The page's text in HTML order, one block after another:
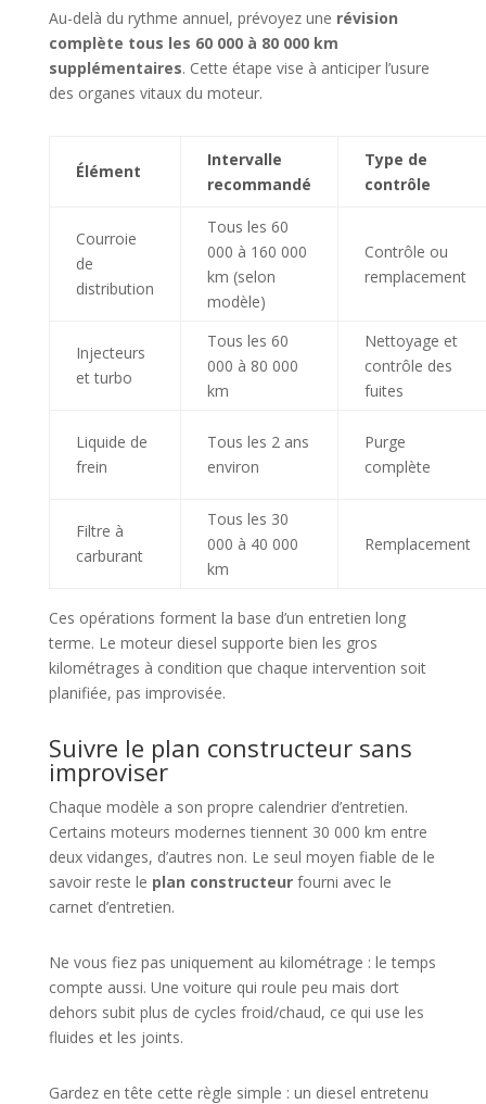
Au-delà du rythme annuel, prévoyez une révision
complète tous les 60 000 à 80 000 km
supplémentaires. Cette étape vise à anticiper l’usure
des organes vitaux du moteur.
Élément
Intervalle
recommandé
Type de
contrôle
Courroie
de
distribution
Tous les 60
000 à 160 000
km (selon
modèle)
Contrôle ou
remplacement
Injecteurs
et turbo
Tous les 60
000 à 80 000
km
Nettoyage et
contrôle des
fuites
Liquide de
frein
Tous les 2 ans
environ
Purge
complète
Filtre à
carburant
Tous les 30
000 à 40 000
km
Remplacement
Ces opérations forment la base d’un entretien long
terme. Le moteur diesel supporte bien les gros
kilométrages à condition que chaque intervention soit
planifiée, pas improvisée.
Suivre le plan constructeur sans
improviser
Chaque modèle a son propre calendrier d’entretien.
Certains moteurs modernes tiennent 30 000 km entre
deux vidanges, d’autres non. Le seul moyen fiable de le
savoir reste le plan constructeurfourni avec le
carnet d’entretien.
Ne vous fiez pas uniquement au kilométrage : le temps
compte aussi. Une voiture qui roule peu mais dort
dehors subit plus de cycles froid/chaud, ce qui use les
fluides et les joints.
Gardez en tête cette règle simple : un diesel entretenu